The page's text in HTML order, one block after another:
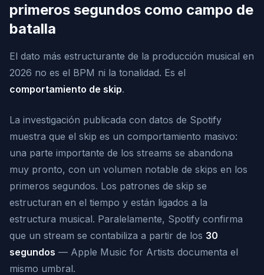
primeros segundos como campo de
batalla
El dato más estructurante de la producción musical en
2026 no es el BPM ni la tonalidad. Es el
comportamiento de skip.
La investigación publicada con datos de Spotify
muestra que el skip es un comportamiento masivo:
una parte importante de los streams se abandona
muy pronto, con un volumen notable de skips en los
primeros segundos. Los patrones de skip se
estructuran en el tiempo y están ligados a la
estructura musical. Paralelamente, Spotify confirma
que un stream se contabiliza a partir de los 30
segundos — Apple Music for Artists documenta el
mismo umbral.